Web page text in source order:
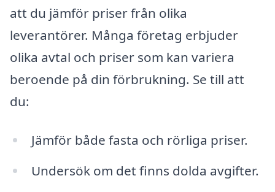
att du jämför priser från olika
leverantörer. Många företag erbjuder
olika avtal och priser som kan variera
beroende på din förbrukning. Se till att
du:
Jämför både fasta och rörliga priser.
Undersök om det finns dolda avgifter.